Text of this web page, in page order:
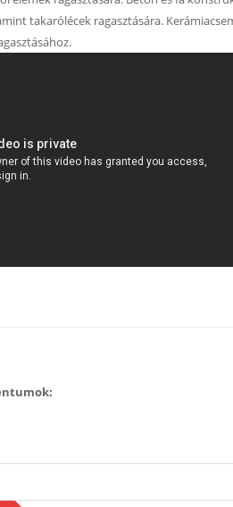
takarólécek ragasztására.